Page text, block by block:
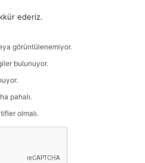
ederiz.
görüntülenemiyor.
bulunuyor.
pahalı.
olmalı.